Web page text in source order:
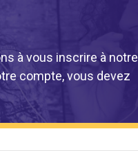
à vous inscrire à notre
compte, vous devez